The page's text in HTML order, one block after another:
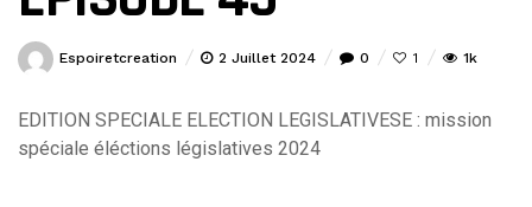
Espoiretcreation 2 Juillet 2024 0 1 1k
EDITION SPECIALE ELECTION LEGISLATIVESE : mission
spéciale éléctions législatives 2024